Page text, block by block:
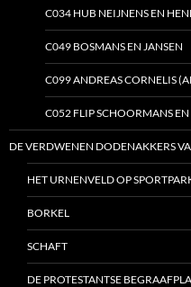
C034 HUB NEIJNENS EN
C049 BOSMANS EN JANSEN
C099 ANDREAS CORNELIS
C052 FLIP SCHOORMANS
DE VERDWENEN DODENAKKERS
HET URNENVELD OP
BORKEL
SCHAFT
DE PROTESTANTSE